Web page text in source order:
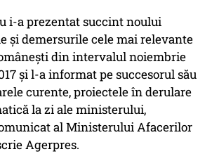
i-a prezentat succint noului
şi demersurile cele mai relevante
din intervalul noiembrie
şi l-a informat pe succesorul său
curente, proiectele în derulare
la zi ale ministerului,
al Ministerului Afacerilor
Agerpres.